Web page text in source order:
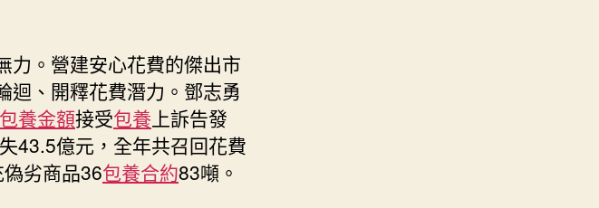
力。營建安心花費的傑出市
迴、開釋花費潛力。鄧志勇
包養金額接受包養 上訴告發
43.5億元，全年共召回花費
劣商品36包養合約83噸。